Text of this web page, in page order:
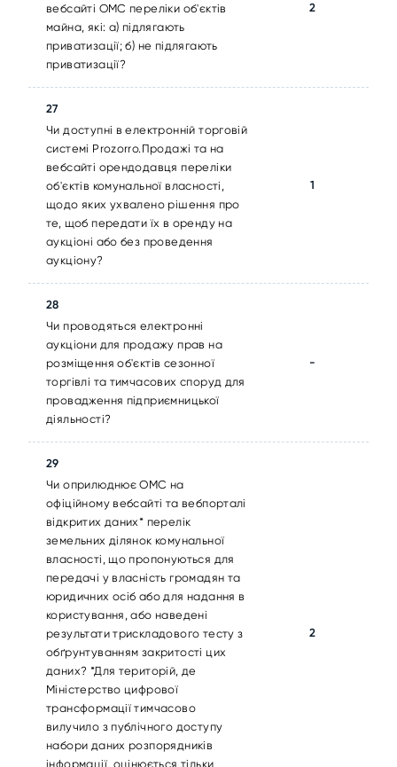
вебсайті ОМС переліки об'єктів
майна, які: а) підлягають
приватизації; б) не підлягають
приватизації?
2
27
Чи доступні в електронній торговій
системі Prozorro.Продажі та на
вебсайті орендодавця переліки
об'єктів комунальної власності,
щодо яких ухвалено рішення про
те, щоб передати їх в оренду на
аукціоні або без проведення
аукціону?
1
28
Чи проводяться електронні
аукціони для продажу прав на
розміщення об'єктів сезонної
торгівлі та тимчасових споруд для
провадження підприємницької
діяльності?
-
29
Чи оприлюднює ОМС на
офіційному вебсайті та вебпорталі
відкритих даних* перелік
земельних ділянок комунальної
власності, що пропонуються для
передачі у власність громадян та
юридичних осіб або для надання в
користування, або наведені
результати трискладового тесту з
обґрунтуванням закритості цих
даних? *Для територій, де
Міністерство цифрової
трансформації тимчасово
вилучило з публічного доступу
набори даних розпорядників
інформації, оцінюється тільки
2